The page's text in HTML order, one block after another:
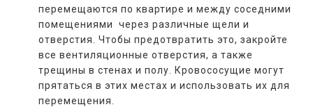
перемещаются по квартире и между соседними
помещениями через различные щели и
отверстия. Чтобы предотвратить это, закройте
все вентиляционные отверстия, а также
трещины в стенах и полу. Кровососущие могут
прятаться в этих местах и использовать их для
перемещения.